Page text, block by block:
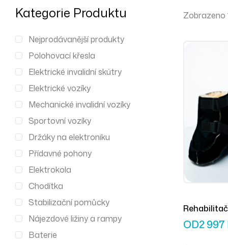
Zobrazeno
kotníky pro
OD2 997
Kategorie Produktu
Nejprodávanější produkty
Polohovací křesla
Elektrické invalidní skútry
Elektrické vozíky
Mechanické invalidní vozíky
Sportovní vozíky
Držáky na elektroniku
Přídavné pohony
Elektrokola
Chodítka
Stabilizační pomůcky
Nájezdové ližiny a rampy
Baterie